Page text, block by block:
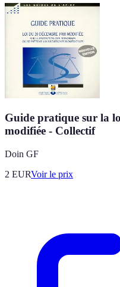
Guide pratique sur la
modifiée - Collectif
Doin GF
2 EURVoir le prix